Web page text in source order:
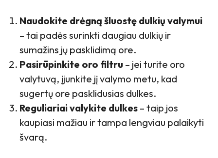
Naudokite drėgną šluostę dulkių valymui
– tai padės surinkti daugiau dulkių ir
sumažins jų pasklidimą ore.
Pasirūpinkite oro filtru – jei turite oro
valytuvą, įjunkite jį valymo metu, kad
sugertų ore pasklidusias dulkes.
Reguliariai valykite dulkes – taip jos
kaupiasi mažiau ir tampa lengviau palaikyti
švarą.